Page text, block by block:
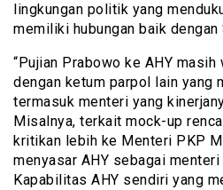
lingkungan politik yang
memiliki hubungan baik dengan
“Pujian Prabowo ke AHY masih
dengan ketum parpol lain yang
termasuk menteri yang
Misalnya, terkait mock-up
kritikan lebih ke Menteri PKP
menyasar AHY sebagai
Kapabilitas AHY sendiri yang